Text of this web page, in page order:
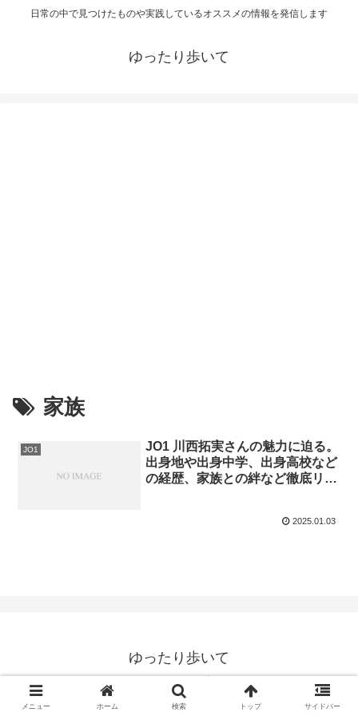
日常の中で見つけたものや実践しているオススメの情報を発信します
ゆったり歩いて
家族
JO1
JO1 川西拓実さんの魅力に迫る。
出身地や出身中学、出身高校など
の経歴、家族との絆など徹底リサ
2025.01.03
ゆったり歩いて
メニュー ホーム 検索 トップ サイドバー